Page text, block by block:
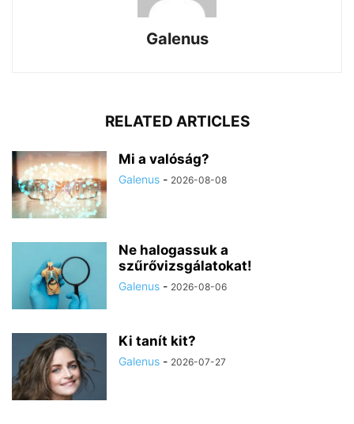
Galenus
RELATED ARTICLES
Mi a valóság?
Galenus - 2026-08-08
Ne halogassuk a
szűrővizsgálatokat!
Galenus - 2026-08-06
Ki tanít kit?
Galenus - 2026-07-27